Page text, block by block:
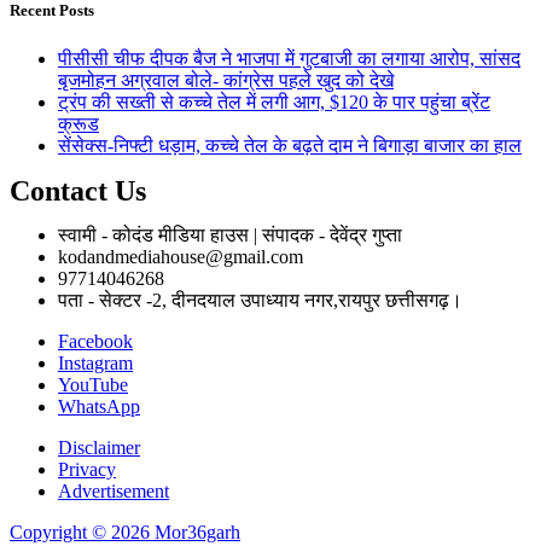
Recent Posts
पीसीसी चीफ दीपक बैज ने भाजपा में गुटबाजी का लगाया आरोप, सांसद
बृजमोहन अग्रवाल बोले- कांग्रेस पहले खुद को देखे
ट्रंप की सख्ती से कच्चे तेल में लगी आग, $120 के पार पहुंचा ब्रेंट
क्रूड
सेंसेक्स-निफ्टी धड़ाम, कच्चे तेल के बढ़ते दाम ने बिगाड़ा बाजार का हाल
Contact Us
स्वामी - कोदंड मीडिया हाउस | संपादक - देवेंद्र गुप्ता
kodandmediahouse@gmail.com
97714046268
पता - सेक्टर -2, दीनदयाल उपाध्याय नगर,रायपुर छत्तीसगढ़।
Facebook
Instagram
YouTube
WhatsApp
Disclaimer
Privacy
Advertisement
Copyright © 2026 Mor36garh